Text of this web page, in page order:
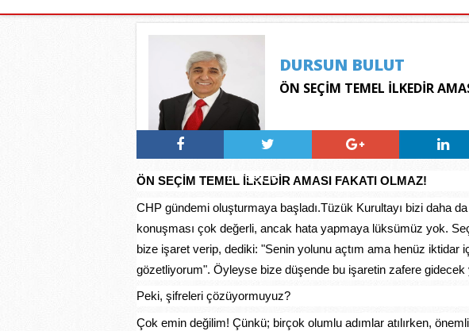
DURSUN BULUT
ÖN SEÇİM TEMEL İLKEDİR
Tweetle
ÖN SEÇİM TEMEL İLKEDİR AMASI FAKATI OLMAZ!
CHP gündemi oluşturmaya başladı.Tüzük Kurultayı bizi daha
konuşması çok değerli, ancak hata yapmaya lüksümüz yok.
bize işaret verip, dediki: "Senin yolunu açtım ama henüz iktidar
gözetliyorum". Öyleyse bize düşende bu işaretin zafere
Peki, şifreleri çözüyormuyuz?
Çok emin değilim! Çünkü; birçok olumlu adımlar atılırken,